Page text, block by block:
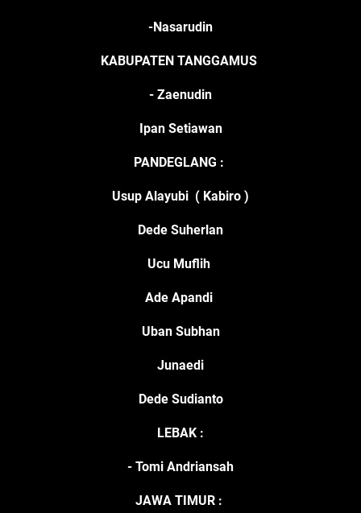
-Nasarudin
KABUPATEN TANGGAMUS
- Zaenudin
Ipan Setiawan
PANDEGLANG :
Usup Alayubi ( Kabiro )
Dede Suherlan
Ucu Muflih
Ade Apandi
Uban Subhan
Junaedi
Dede Sudianto
LEBAK :
- Tomi Andriansah
JAWA TIMUR :